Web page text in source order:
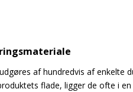
af hundredvis af enkelte
flade, ligger de ofte i